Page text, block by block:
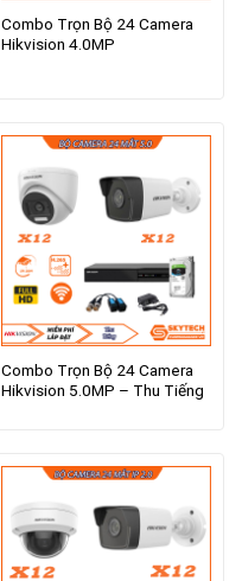
Combo Trọn Bộ 24 Camera
Hikvision 4.0MP
Combo Trọn Bộ 24 Camera
Hikvision 5.0MP – Thu Tiếng